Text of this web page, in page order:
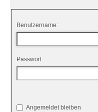
Benutzername:
Passwort:
Angemeldet bleiben